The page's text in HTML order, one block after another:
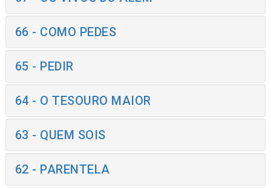
66 - COMO PEDES
65 - PEDIR
64 - O TESOURO MAIOR
63 - QUEM SOIS
62 - PARENTELA